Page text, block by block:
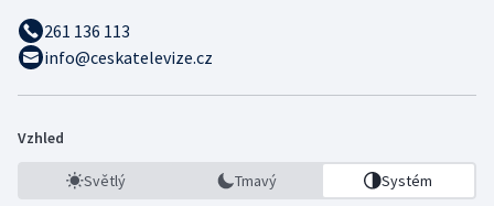
261 136 113
info@ceskatelevize.cz
Vzhled
Světlý Tmavý Systém